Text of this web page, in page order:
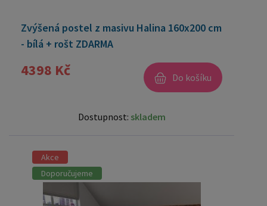
Zvýšená postel z masivu Halina 160x200 cm
- bílá + rošt ZDARMA
4398 Kč Do košíku
Dostupnost: skladem
Akce
Doporučujeme